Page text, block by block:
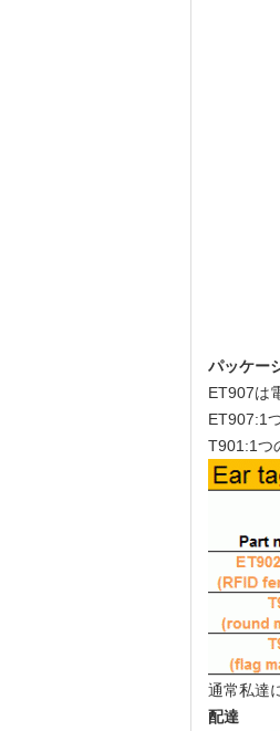
パッケー
ET907は
ET907:1
T901:1つ
通常私達
配達